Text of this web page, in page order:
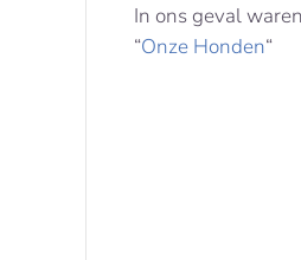
In ons geval
“Onze Honden“